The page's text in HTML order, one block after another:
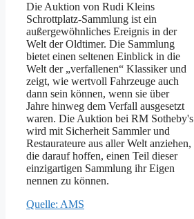
Die Auktion von Rudi Kleins
Schrottplatz-Sammlung ist ein
außergewöhnliches Ereignis in der
Welt der Oldtimer. Die Sammlung
bietet einen seltenen Einblick in die
Welt der „verfallenen“ Klassiker und
zeigt, wie wertvoll Fahrzeuge auch
dann sein können, wenn sie über
Jahre hinweg dem Verfall ausgesetzt
waren. Die Auktion bei RM Sotheby's
wird mit Sicherheit Sammler und
Restaurateure aus aller Welt anziehen,
die darauf hoffen, einen Teil dieser
einzigartigen Sammlung ihr Eigen
nennen zu können.
Quelle: AMS